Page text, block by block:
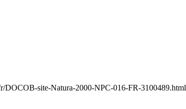
DOCOB-site-Natura-2000-NPC-016-FR-3100489.html